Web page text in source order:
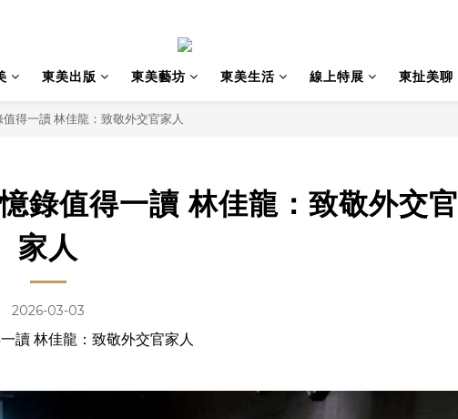
東美出版 東美藝坊 東美生活 線上特展 東扯美聊
得一讀 林佳龍：致敬外交官家人
錄值得一讀 林佳龍：致敬外交官
家人
2026-03-03
讀 林佳龍：致敬外交官家人